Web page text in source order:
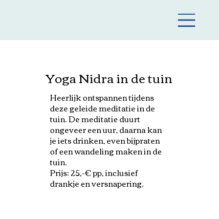
Yoga Nidra in de tuin
Heerlijk ontspannen tijdens
deze geleide meditatie in de
tuin. De meditatie duurt
ongeveer een uur, daarna kan
je iets drinken, even bijpraten
of een wandeling maken in de
tuin.
Prijs: 25,-€ pp, inclusief
drankje en versnapering.